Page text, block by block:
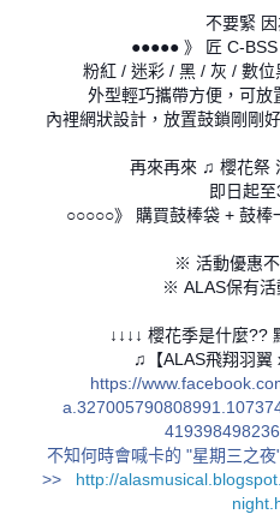
不要緊 因
●●●●● 》 匠 C-
粉紅 / 迷彩 / 黑 / 灰 / 數
外型輕巧攜帶方便，可放
內裡網狀設計，放置鼓鎖剛剛
再來再來 ♫ 櫻花祭
即日起
○○○○○》 購買鼓棒袋 + 鼓
※ 活動優惠
※ ALAS保有活
↓↓↓↓ 櫻花季是什麼??
♫【ALAS飛翔羽翼
https://
不知何時會喊卡的 "星期三之
>> http://